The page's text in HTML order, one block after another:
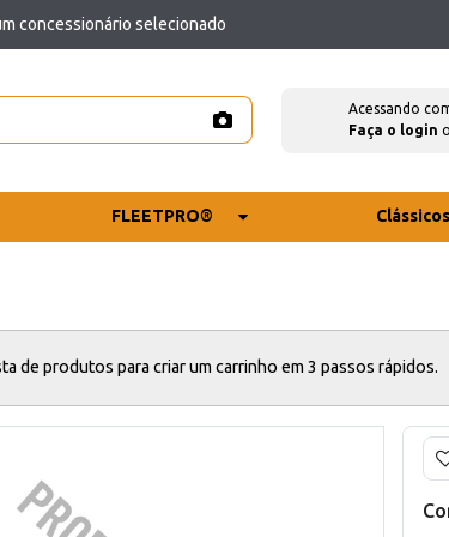
concessionário selecionado
Acessando
Faça o login
FLEETPRO®
de produtos para criar um carrinho em 3 passos rápidos.